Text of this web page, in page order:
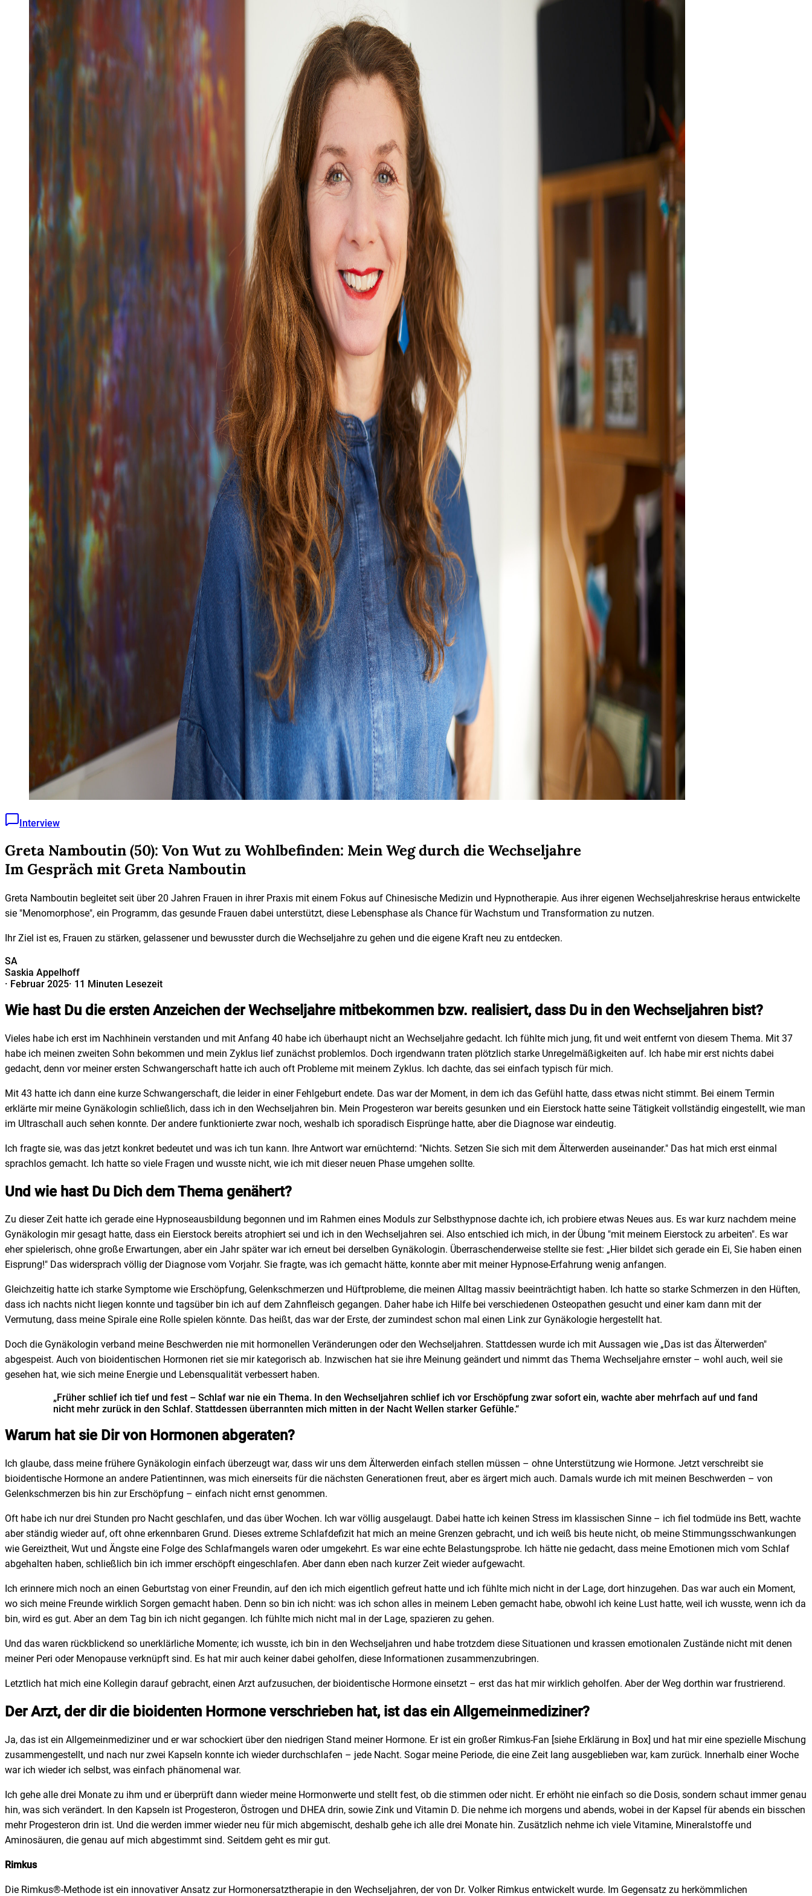
Interview
Greta Namboutin (50): Von Wut zu Wohlbefinden: Mein Weg durch die Wechseljahre
Im Gespräch mit Greta Namboutin
Greta Namboutin begleitet seit über 20 Jahren Frauen in ihrer Praxis mit einem Fokus auf Chinesische Medizin und Hypnotherapie. Aus ihrer eigenen Wechseljahreskrise heraus entwickelte
sie "Menomorphose", ein Programm, das gesunde Frauen dabei unterstützt, diese Lebensphase als Chance für Wachstum und Transformation zu nutzen.
Ihr Ziel ist es, Frauen zu stärken, gelassener und bewusster durch die Wechseljahre zu gehen und die eigene Kraft neu zu entdecken.
SA
Saskia Appelhoff
· Februar 2025· 11 Minuten Lesezeit
Wie hast Du die ersten Anzeichen der Wechseljahre mitbekommen bzw. realisiert, dass Du in den Wechseljahren bist?
Vieles habe ich erst im Nachhinein verstanden und mit Anfang 40 habe ich überhaupt nicht an Wechseljahre gedacht. Ich fühlte mich jung, fit und weit entfernt von diesem Thema. Mit 37
habe ich meinen zweiten Sohn bekommen und mein Zyklus lief zunächst problemlos. Doch irgendwann traten plötzlich starke Unregelmäßigkeiten auf. Ich habe mir erst nichts dabei
gedacht, denn vor meiner ersten Schwangerschaft hatte ich auch oft Probleme mit meinem Zyklus. Ich dachte, das sei einfach typisch für mich.
Mit 43 hatte ich dann eine kurze Schwangerschaft, die leider in einer Fehlgeburt endete. Das war der Moment, in dem ich das Gefühl hatte, dass etwas nicht stimmt. Bei einem Termin
erklärte mir meine Gynäkologin schließlich, dass ich in den Wechseljahren bin. Mein Progesteron war bereits gesunken und ein Eierstock hatte seine Tätigkeit vollständig eingestellt, wie man
im Ultraschall auch sehen konnte. Der andere funktionierte zwar noch, weshalb ich sporadisch Eisprünge hatte, aber die Diagnose war eindeutig.
Ich fragte sie, was das jetzt konkret bedeutet und was ich tun kann. Ihre Antwort war ernüchternd: "Nichts. Setzen Sie sich mit dem Älterwerden auseinander." Das hat mich erst einmal
sprachlos gemacht. Ich hatte so viele Fragen und wusste nicht, wie ich mit dieser neuen Phase umgehen sollte.
Und wie hast Du Dich dem Thema genähert?
Zu dieser Zeit hatte ich gerade eine Hypnoseausbildung begonnen und im Rahmen eines Moduls zur Selbsthypnose dachte ich, ich probiere etwas Neues aus. Es war kurz nachdem meine
Gynäkologin mir gesagt hatte, dass ein Eierstock bereits atrophiert sei und ich in den Wechseljahren sei. Also entschied ich mich, in der Übung "mit meinem Eierstock zu arbeiten". Es war
eher spielerisch, ohne große Erwartungen, aber ein Jahr später war ich erneut bei derselben Gynäkologin. Überraschenderweise stellte sie fest: „Hier bildet sich gerade ein Ei, Sie haben einen
Eisprung!" Das widersprach völlig der Diagnose vom Vorjahr. Sie fragte, was ich gemacht hätte, konnte aber mit meiner Hypnose-Erfahrung wenig anfangen.
Gleichzeitig hatte ich starke Symptome wie Erschöpfung, Gelenkschmerzen und Hüftprobleme, die meinen Alltag massiv beeinträchtigt haben. Ich hatte so starke Schmerzen in den Hüften,
dass ich nachts nicht liegen konnte und tagsüber bin ich auf dem Zahnfleisch gegangen. Daher habe ich Hilfe bei verschiedenen Osteopathen gesucht und einer kam dann mit der
Vermutung, dass meine Spirale eine Rolle spielen könnte. Das heißt, das war der Erste, der zumindest schon mal einen Link zur Gynäkologie hergestellt hat.
Doch die Gynäkologin verband meine Beschwerden nie mit hormonellen Veränderungen oder den Wechseljahren. Stattdessen wurde ich mit Aussagen wie „Das ist das Älterwerden"
abgespeist. Auch von bioidentischen Hormonen riet sie mir kategorisch ab. Inzwischen hat sie ihre Meinung geändert und nimmt das Thema Wechseljahre ernster – wohl auch, weil sie
gesehen hat, wie sich meine Energie und Lebensqualität verbessert haben.
„Früher schlief ich tief und fest – Schlaf war nie ein Thema. In den Wechseljahren schlief ich vor Erschöpfung zwar sofort ein, wachte aber mehrfach auf und fand
nicht mehr zurück in den Schlaf. Stattdessen überrannten mich mitten in der Nacht Wellen starker Gefühle.“
Warum hat sie Dir von Hormonen abgeraten?
Ich glaube, dass meine frühere Gynäkologin einfach überzeugt war, dass wir uns dem Älterwerden einfach stellen müssen – ohne Unterstützung wie Hormone. Jetzt verschreibt sie
bioidentische Hormone an andere Patientinnen, was mich einerseits für die nächsten Generationen freut, aber es ärgert mich auch. Damals wurde ich mit meinen Beschwerden – von
Gelenkschmerzen bis hin zur Erschöpfung – einfach nicht ernst genommen.
Oft habe ich nur drei Stunden pro Nacht geschlafen, und das über Wochen. Ich war völlig ausgelaugt. Dabei hatte ich keinen Stress im klassischen Sinne – ich fiel todmüde ins Bett, wachte
aber ständig wieder auf, oft ohne erkennbaren Grund. Dieses extreme Schlafdefizit hat mich an meine Grenzen gebracht, und ich weiß bis heute nicht, ob meine Stimmungsschwankungen
wie Gereiztheit, Wut und Ängste eine Folge des Schlafmangels waren oder umgekehrt. Es war eine echte Belastungsprobe. Ich hätte nie gedacht, dass meine Emotionen mich vom Schlaf
abgehalten haben, schließlich bin ich immer erschöpft eingeschlafen. Aber dann eben nach kurzer Zeit wieder aufgewacht.
Ich erinnere mich noch an einen Geburtstag von einer Freundin, auf den ich mich eigentlich gefreut hatte und ich fühlte mich nicht in der Lage, dort hinzugehen. Das war auch ein Moment,
wo sich meine Freunde wirklich Sorgen gemacht haben. Denn so bin ich nicht: was ich schon alles in meinem Leben gemacht habe, obwohl ich keine Lust hatte, weil ich wusste, wenn ich da
bin, wird es gut. Aber an dem Tag bin ich nicht gegangen. Ich fühlte mich nicht mal in der Lage, spazieren zu gehen.
Und das waren rückblickend so unerklärliche Momente; ich wusste, ich bin in den Wechseljahren und habe trotzdem diese Situationen und krassen emotionalen Zustände nicht mit denen
meiner Peri oder Menopause verknüpft sind. Es hat mir auch keiner dabei geholfen, diese Informationen zusammenzubringen.
Letztlich hat mich eine Kollegin darauf gebracht, einen Arzt aufzusuchen, der bioidentische Hormone einsetzt – erst das hat mir wirklich geholfen. Aber der Weg dorthin war frustrierend.
Der Arzt, der dir die bioidenten Hormone verschrieben hat, ist das ein Allgemeinmediziner?
Ja, das ist ein Allgemeinmediziner und er war schockiert über den niedrigen Stand meiner Hormone. Er ist ein großer Rimkus-Fan [siehe Erklärung in Box] und hat mir eine spezielle Mischung
zusammengestellt, und nach nur zwei Kapseln konnte ich wieder durchschlafen – jede Nacht. Sogar meine Periode, die eine Zeit lang ausgeblieben war, kam zurück. Innerhalb einer Woche
war ich wieder ich selbst, was einfach phänomenal war.
Ich gehe alle drei Monate zu ihm und er überprüft dann wieder meine Hormonwerte und stellt fest, ob die stimmen oder nicht. Er erhöht nie einfach so die Dosis, sondern schaut immer genau
hin, was sich verändert. In den Kapseln ist Progesteron, Östrogen und DHEA drin, sowie Zink und Vitamin D. Die nehme ich morgens und abends, wobei in der Kapsel für abends ein bisschen
mehr Progesteron drin ist. Und die werden immer wieder neu für mich abgemischt, deshalb gehe ich alle drei Monate hin. Zusätzlich nehme ich viele Vitamine, Mineralstoffe und
Aminosäuren, die genau auf mich abgestimmt sind. Seitdem geht es mir gut.
Rimkus
Die Rimkus®-Methode ist ein innovativer Ansatz zur Hormonersatztherapie in den Wechseljahren, der von Dr. Volker Rimkus entwickelt wurde. Im Gegensatz zu herkömmlichen